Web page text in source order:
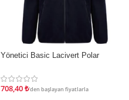
İNDIRIM
Yönetici Basic Lacivert Polar
708,40₺'den başlayan fiyatlarla